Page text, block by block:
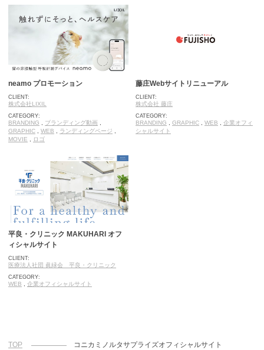
neamo プロモーション
CLIENT:
株式会社LIXIL
CATEGORY:
BRANDING , ブランディング動画 ,
GRAPHIC , WEB , ランディングページ ,
MOVIE , ロゴ
藤庄Webサイトリニューアル
CLIENT:
株式会社 藤庄
CATEGORY:
BRANDING , GRAPHIC , WEB , 企業オフィ
シャルサイト
平良・クリニック MAKUHARI オフ
ィシャルサイト
CLIENT:
医療法人社団 眞緑会 平良・クリニック
CATEGORY:
WEB , 企業オフィシャルサイト
TOP コニカミノルタサプライズオフィシャルサイト